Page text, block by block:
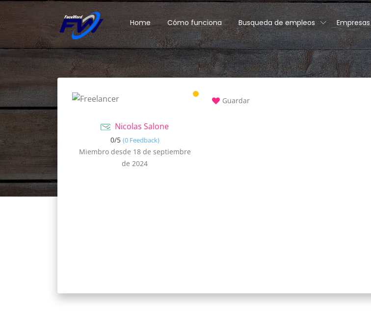
Home Cómo funciona Busqueda de empleos Empresas
Nicolas Salone
0/5 (0 Feedback)
Miembro desde 18 de septiembre
de 2024
Guardar